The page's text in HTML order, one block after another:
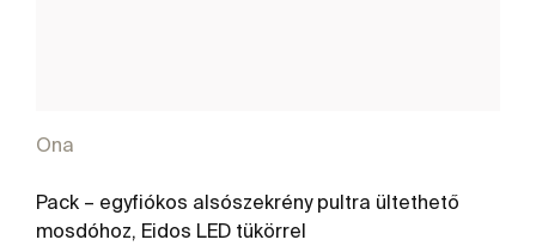
Ona
Pack – egyfiókos alsószekrény pultra ültethető
mosdóhoz, Eidos LED tükörrel